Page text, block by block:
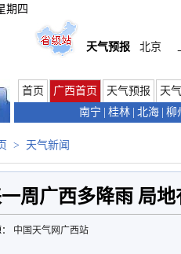
期四
天气预报 北京
首页 广西首页 天气预报
天
南宁
桂林 北海 柳
> 天气新闻
周广西多降雨 局
中国天气网广西站